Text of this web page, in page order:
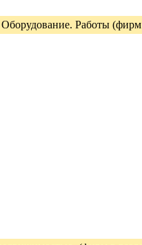
Работы (фирм